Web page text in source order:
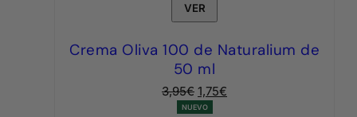
VER
Crema Oliva 100 de Naturalium de
50 ml
3,95€ El
precio
1,75€
NUEVO